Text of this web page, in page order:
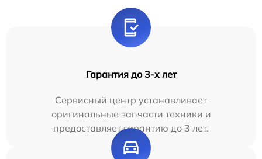
Гарантия до 3-х лет
Сервисный центр устанавливает
оригинальные запчасти техники и
предоставляет гарантию до 3 лет.